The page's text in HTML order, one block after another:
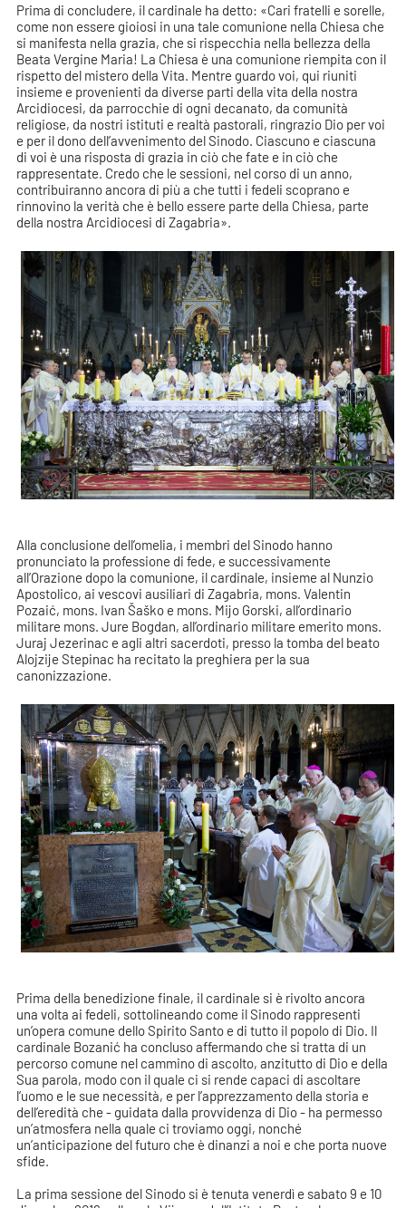
Prima di concludere, il cardinale ha detto: «Cari fratelli e sorelle,
come non essere gioiosi in una tale comunione nella Chiesa che
si manifesta nella grazia, che si rispecchia nella bellezza della
Beata Vergine Maria! La Chiesa è una comunione riempita con il
rispetto del mistero della Vita. Mentre guardo voi, qui riuniti
insieme e provenienti da diverse parti della vita della nostra
Arcidiocesi, da parrocchie di ogni decanato, da comunità
religiose, da nostri istituti e realtà pastorali, ringrazio Dio per voi
e per il dono dell’avvenimento del Sinodo. Ciascuno e ciascuna
di voi è una risposta di grazia in ciò che fate e in ciò che
rappresentate. Credo che le sessioni, nel corso di un anno,
contribuiranno ancora di più a che tutti i fedeli scoprano e
rinnovino la verità che è bello essere parte della Chiesa, parte
della nostra Arcidiocesi di Zagabria».
Alla conclusione dell’omelia, i membri del Sinodo hanno
pronunciato la professione di fede, e successivamente
all’Orazione dopo la comunione, il cardinale, insieme al Nunzio
Apostolico, ai vescovi ausiliari di Zagabria, mons. Valentin
Pozaić, mons. Ivan Šaško e mons. Mijo Gorski, all’ordinario
militare mons. Jure Bogdan, all’ordinario militare emerito mons.
Juraj Jezerinac e agli altri sacerdoti, presso la tomba del beato
Alojzije Stepinac ha recitato la preghiera per la sua
canonizzazione.
Prima della benedizione finale, il cardinale si è rivolto ancora
una volta ai fedeli, sottolineando come il Sinodo rappresenti
un’opera comune dello Spirito Santo e di tutto il popolo di Dio. Il
cardinale Bozanić ha concluso affermando che si tratta di un
percorso comune nel cammino di ascolto, anzitutto di Dio e della
Sua parola, modo con il quale ci si rende capaci di ascoltare
l’uomo e le sue necessità, e per l’apprezzamento della storia e
dell’eredità che - guidata dalla provvidenza di Dio - ha permesso
un’atmosfera nella quale ci troviamo oggi, nonché
un’anticipazione del futuro che è dinanzi a noi e che porta nuove
sfide.
La prima sessione del Sinodo si è tenuta venerdì e sabato 9 e 10